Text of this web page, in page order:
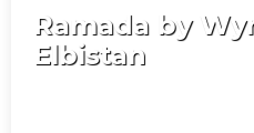
Ramada by
Elbistan